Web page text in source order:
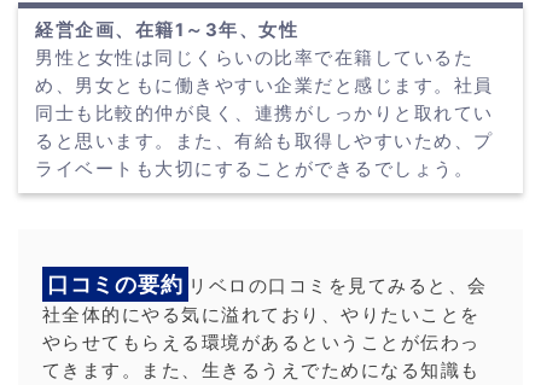
経営企画、在籍1～3年、女性
男性と女性は同じくらいの比率で在籍しているた
め、男女ともに働きやすい企業だと感じます。社員
同士も比較的仲が良く、連携がしっかりと取れてい
ると思います。また、有給も取得しやすいため、プ
ライベートも大切にすることができるでしょう。
口コミの要約 リベロの口コミを見てみると、会
社全体的にやる気に溢れており、やりたいことを
やらせてもらえる環境があるということが伝わっ
てきます。また、生きるうえでためになる知識も